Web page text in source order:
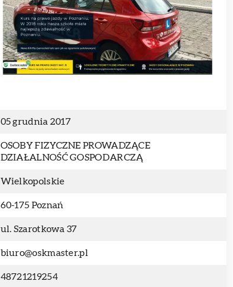
05 grudnia 2017
OSOBY FIZYCZNE PROWADZĄCE
DZIAŁALNOŚĆ GOSPODARCZĄ
Wielkopolskie
60-175 Poznań
ul. Szarotkowa 37
biuro@oskmaster.pl
48721219254